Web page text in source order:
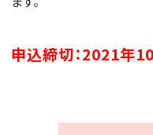
申込締切：2021年